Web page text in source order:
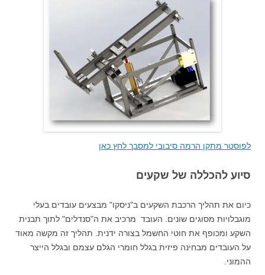
לפוסטר מתקן הרמה סיבובי למסבך לחץ כאן
סיוע להכללה של שקעים
כיום את תהליך הרכבת השקעים ב"ניסקו" מבצעים עובדים בעלי
מוגבלויות מסוגים שונים. העובד מרכיב את ה"סנדלים" לתוך תבנית
השקע ומכופף את חוטי החשמל בצורה ידנית. תהליך זה מקשה מאוד
על העובדים מבחינה פיזית בגלל חומרי הגלם עצמם ובגלל הייצר
ההמוני.